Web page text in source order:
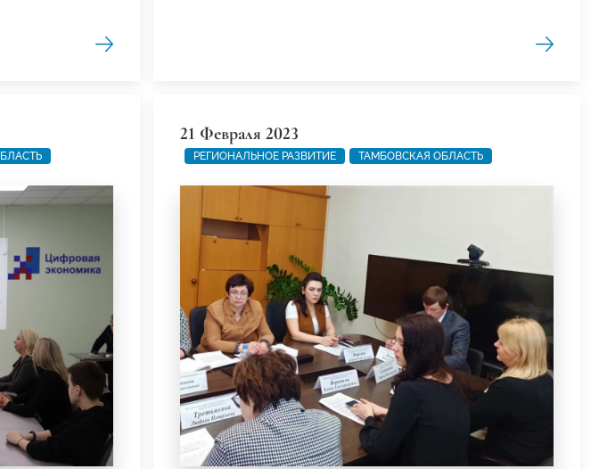
21 Февраля 2023
РЕГИОНАЛЬНОЕ РАЗВИТИЕ ТАМБОВСКАЯ ОБЛАСТЬ